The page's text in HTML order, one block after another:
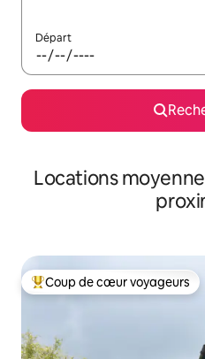
Départ
Locations
Coups de cœur voyageurs
Coup de cœur voyageurs